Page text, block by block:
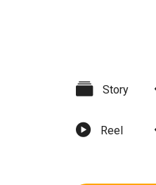
Story
Reel